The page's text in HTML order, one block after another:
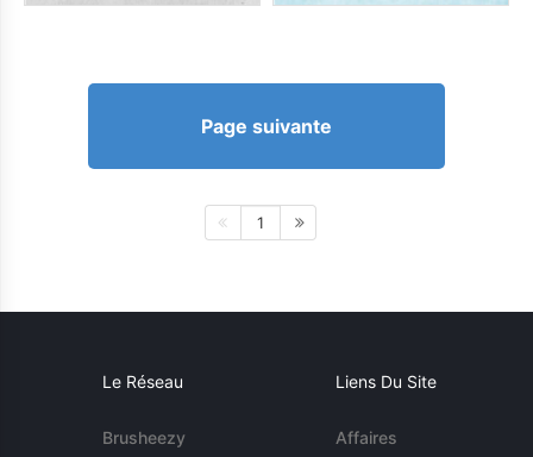
Page suivante
1
Le Réseau
Brusheezy
Liens Du Site
Affaires